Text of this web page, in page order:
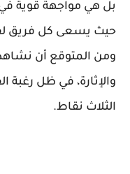
بل هي مواجهة قوية
حيث يسعى كل فريق
ومن المتوقع أن نشاهد
والإثارة، في ظل رغبة
الثلاث نقاط.